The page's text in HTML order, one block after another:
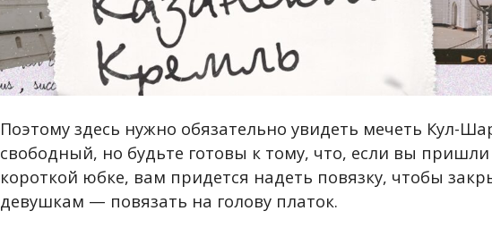
Поэтому здесь нужно обязательно увидеть мечеть Кул-
свободный, но будьте готовы к тому, что, если вы
короткой юбке, вам придется надеть повязку, чтобы
девушкам — повязать на голову платок.